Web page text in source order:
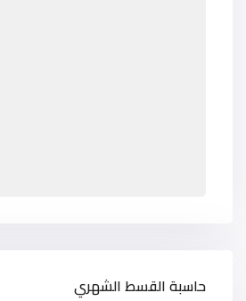
حاسبة القسط الشهري